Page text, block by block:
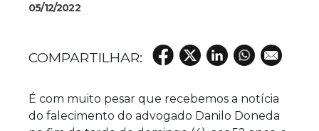
05/12/2022
É com muito pesar que recebemos a notícia
do falecimento do advogado Danilo Doneda